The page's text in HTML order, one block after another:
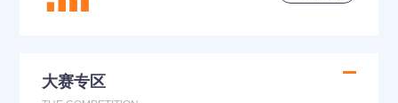
大赛专区